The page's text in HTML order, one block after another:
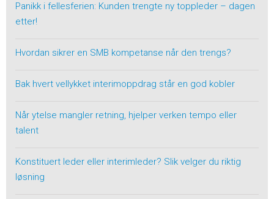
Panikk i fellesferien: Kunden trengte ny toppleder – dagen
etter!
Hvordan sikrer en SMB kompetanse når den trengs?
Bak hvert vellykket interimoppdrag står en god kobler
Når ytelse mangler retning, hjelper verken tempo eller
talent
Konstituert leder eller interimleder? Slik velger du riktig
løsning